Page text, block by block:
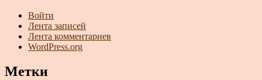
Войти
Лента записей
Лента комментариев
WordPress.org
Метки